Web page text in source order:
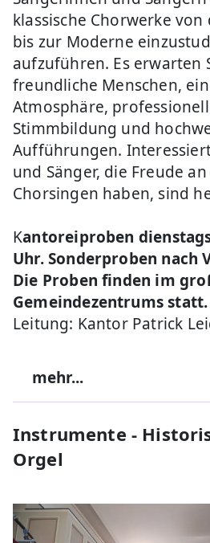
klassische Chorwerke von
bis zur Moderne
aufzuführen. Es erwarten
freundliche Menschen,
Atmosphäre,
Stimmbildung und
Aufführungen.
und Sänger, die Freude
Chorsingen haben, sind
Kantoreiproben
Uhr. Sonderproben nach
Die Proben finden im
Gemeindezentrums statt.
Leitung: Kantor Patrick
mehr...
Instrumente -
Orgel